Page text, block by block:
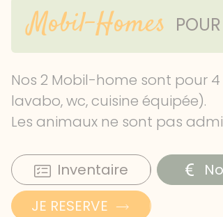
Mobil-Homes
Nos 2 Mobil-home sont pour
lavabo, wc, cuisine équipée).
Les animaux ne sont pas
Inventaire
JE RESERVE